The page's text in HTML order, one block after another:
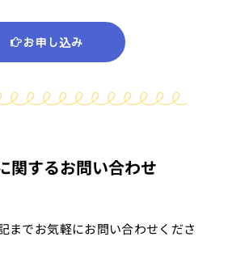
お申し込み
関するお問い合わせ
までお気軽にお問い合わせくださ